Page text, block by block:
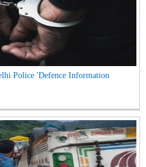
Police 'Defence Information